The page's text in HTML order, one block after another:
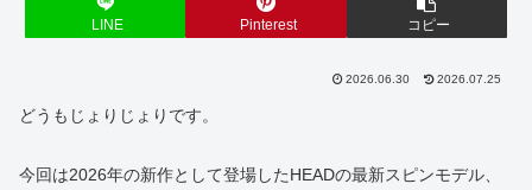
LINE Pinterest コピー
2026.06.30 2026.07.25
どうもじょりじょりです。
今回は2026年の新作として登場したHEADの最新スピンモデル、